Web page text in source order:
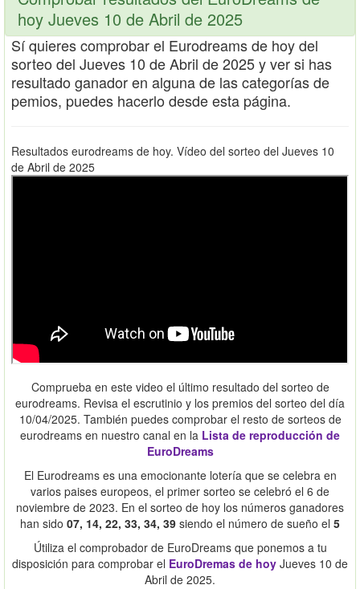
hoy Jueves 10 de Abril de 2025
Sí quieres comprobar el Eurodreams de hoy del
sorteo del Jueves 10 de Abril de 2025 y ver si has
resultado ganador en alguna de las categorías de
pemios, puedes hacerlo desde esta página.
Resultados eurodreams de hoy. Vídeo del sorteo del Jueves 10
de Abril de 2025
Comprueba en este video el último resultado del sorteo de
eurodreams. Revisa el escrutinio y los premios del sorteo del día
10/04/2025. También puedes comprobar el resto de sorteos de
eurodreams en nuestro canal en la Lista de reproducción de
EuroDreams
El Eurodreams es una emocionante lotería que se celebra en
varios paises europeos, el primer sorteo se celebró el 6 de
noviembre de 2023. En el sorteo de hoy los números ganadores
han sido 07, 14, 22, 33, 34, 39 siendo el número de sueño el 5
Útiliza el comprobador de EuroDreams que ponemos a tu
disposición para comprobar el EuroDremas de hoy Jueves 10 de
Abril de 2025.